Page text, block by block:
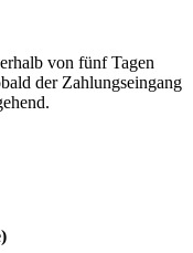
von fünf Tagen
der Zahlungseingang